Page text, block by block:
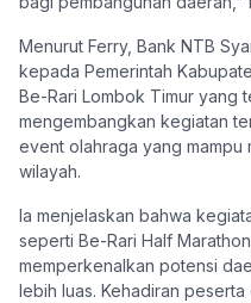
Menurut Ferry, Bank NTB
kepada Pemerintah
Be-Rari Lombok Timur yang
mengembangkan kegiatan
event olahraga yang
wilayah.
Ia menjelaskan bahwa
seperti Be-Rari Half
memperkenalkan potensi
lebih luas. Kehadiran